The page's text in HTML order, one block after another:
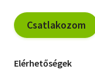
Csatlakozom
Elérhetőségek